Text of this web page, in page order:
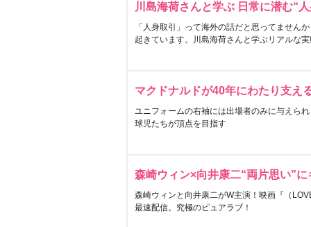
川島海荷さんと学ぶ 日常に潜む“
「人身取引」って海外の話だと思ってません
起きています。川島海荷さんと学ぶリアルな
マクドナルドが40年にわたり支え
ユニフォームの右袖には出場者のみに与えら
球児たちが頂点を目指す
森崎ウィン×向井康二“両片思い”
森崎ウィンと向井康二がW主演！映画『（
最速配信。究極のピュアラブ！